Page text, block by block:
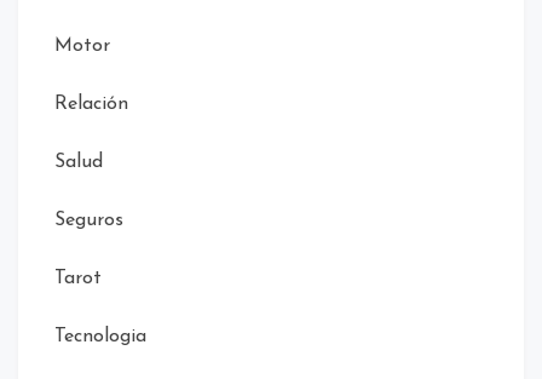
Motor
Relación
Salud
Seguros
Tarot
Tecnologia